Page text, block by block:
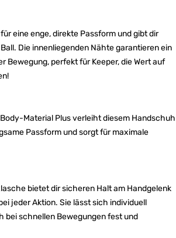
eine enge, direkte Passform und gibt dir
Die innenliegenden Nähte garantieren ein
Bewegung, perfekt für Keeper, die Wert auf
Material Plus verleiht diesem Handschuh
Passform und sorgt für maximale
bietet dir sicheren Halt am Handgelenk
jeder Aktion. Sie lässt sich individuell
bei schnellen Bewegungen fest und